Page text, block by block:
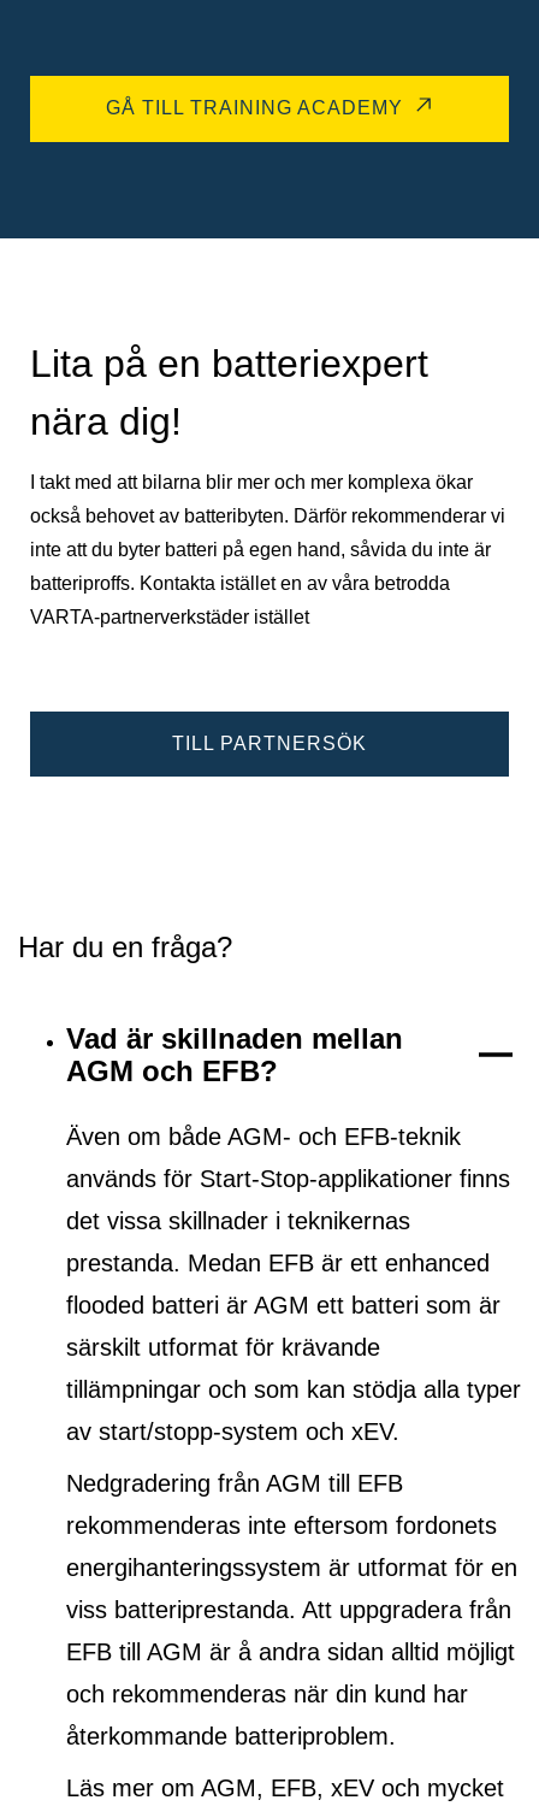
GÅ TILL TRAINING ACADEMY
Lita på en batteriexpert
nära dig!
I takt med att bilarna blir mer och mer komplexa ökar
också behovet av batteribyten. Därför rekommenderar vi
inte att du byter batteri på egen hand, såvida du inte är
batteriproffs. Kontakta istället en av våra betrodda
VARTA-partnerverkstäder istället
TILL PARTNERSÖK
Har du en fråga?
Vad är skillnaden mellan
AGM och EFB?
Även om både AGM- och EFB-teknik
används för Start-Stop-applikationer finns
det vissa skillnader i teknikernas
prestanda. Medan EFB är ett enhanced
flooded batteri är AGM ett batteri som är
särskilt utformat för krävande
tillämpningar och som kan stödja alla typer
av start/stopp-system och xEV.
Nedgradering från AGM till EFB
rekommenderas inte eftersom fordonets
energihanteringssystem är utformat för en
viss batteriprestanda. Att uppgradera från
EFB till AGM är å andra sidan alltid möjligt
och rekommenderas när din kund har
återkommande batteriproblem.
Läs mer om AGM, EFB, xEV och mycket